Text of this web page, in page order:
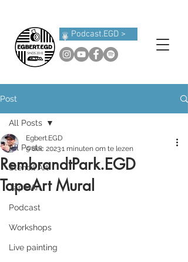
Podcast.EGD >
Post
All Posts
Stencil Art
Tape Art
Podcast
Workshops
Live painting
All Posts
RembrandtPark.EGD
TapeArt Mural
Egbert.EGD
9 dec 20231 minuten om te lezen